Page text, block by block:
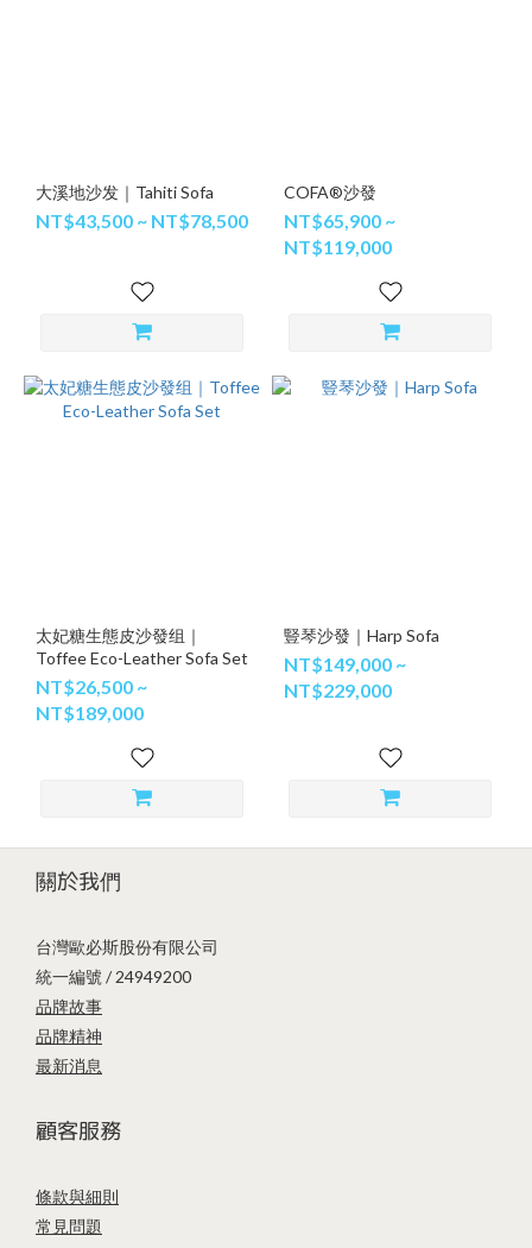
大溪地沙发｜Tahiti Sofa
NT$43,500 ~ NT$78,500
COFA®沙發
NT$65,900 ~
NT$119,000
太妃糖生態皮沙發组｜
Toffee Eco-Leather Sofa Set
NT$26,500 ~
NT$189,000
豎琴沙發｜Harp Sofa
NT$149,000 ~
NT$229,000
關於我們
台灣歐必斯股份有限公司
統一編號 / 24949200
品牌故事
品牌精神
最新消息
顧客服務
條款與細則
常見問題